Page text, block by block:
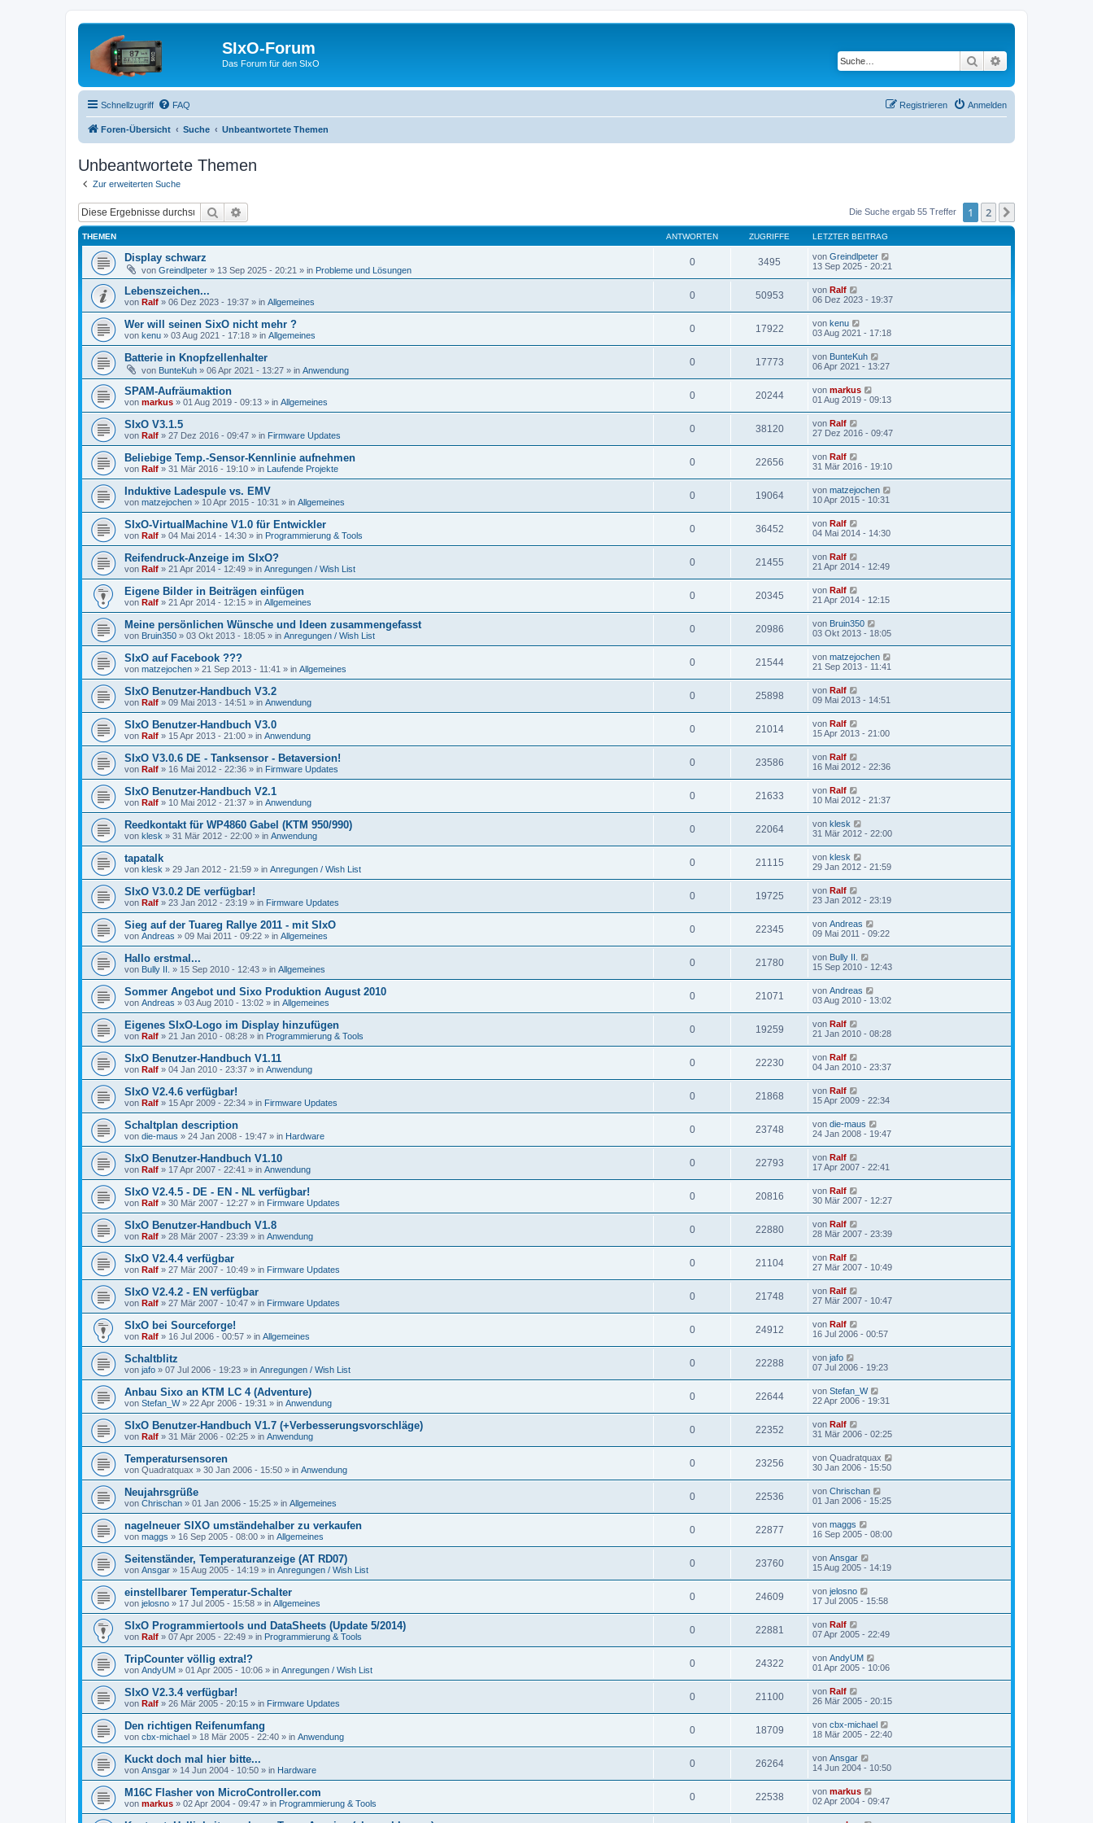
SIxO-Forum
Das Forum für den SIxO Suche
Schnellzugriff FAQ Anmelden
Registrieren
Foren-Übersicht Suche Unbeantwortete Themen
Unbeantwortete Themen
Zur erweiterten Suche
Suche Die Suche ergab 55 Treffer 1 2
THEMEN ANTWORTEN ZUGRIFFE LETZTER BEITRAG
Display schwarz
von Greindlpeter » 13 Sep 2025 - 20:21 » in Probleme und Lösungen
0 3495 von Greindlpeter
13 Sep 2025 - 20:21
Lebenszeichen...
von Ralf » 06 Dez 2023 - 19:37 » in Allgemeines
0 50953 von Ralf
06 Dez 2023 - 19:37
Wer will seinen SixO nicht mehr ?
von kenu » 03 Aug 2021 - 17:18 » in Allgemeines
0 17922 von kenu
03 Aug 2021 - 17:18
Batterie in Knopfzellenhalter
von BunteKuh » 06 Apr 2021 - 13:27 » in Anwendung
0 17773 von BunteKuh
06 Apr 2021 - 13:27
SPAM-Aufräumaktion
von markus » 01 Aug 2019 - 09:13 » in Allgemeines
0 20244 von markus
01 Aug 2019 - 09:13
SIxO V3.1.5
von Ralf » 27 Dez 2016 - 09:47 » in Firmware Updates
0 38120 von Ralf
27 Dez 2016 - 09:47
Beliebige Temp.-Sensor-Kennlinie aufnehmen
von Ralf » 31 Mär 2016 - 19:10 » in Laufende Projekte
0 22656 von Ralf
31 Mär 2016 - 19:10
Induktive Ladespule vs. EMV
von matzejochen » 10 Apr 2015 - 10:31 » in Allgemeines
0 19064 von matzejochen
10 Apr 2015 - 10:31
SIxO-VirtualMachine V1.0 für Entwickler
von Ralf » 04 Mai 2014 - 14:30 » in Programmierung & Tools
0 36452 von Ralf
04 Mai 2014 - 14:30
Reifendruck-Anzeige im SIxO?
von Ralf » 21 Apr 2014 - 12:49 » in Anregungen / Wish List
0 21455 von Ralf
21 Apr 2014 - 12:49
Eigene Bilder in Beiträgen einfügen
von Ralf » 21 Apr 2014 - 12:15 » in Allgemeines
0 20345 von Ralf
21 Apr 2014 - 12:15
Meine persönlichen Wünsche und Ideen zusammengefasst
von Bruin350 » 03 Okt 2013 - 18:05 » in Anregungen / Wish List
0 20986 von Bruin350
03 Okt 2013 - 18:05
SIxO auf Facebook ???
von matzejochen » 21 Sep 2013 - 11:41 » in Allgemeines
0 21544 von matzejochen
21 Sep 2013 - 11:41
SIxO Benutzer-Handbuch V3.2
von Ralf » 09 Mai 2013 - 14:51 » in Anwendung
0 25898 von Ralf
09 Mai 2013 - 14:51
SIxO Benutzer-Handbuch V3.0
von Ralf » 15 Apr 2013 - 21:00 » in Anwendung
0 21014 von Ralf
15 Apr 2013 - 21:00
SIxO V3.0.6 DE - Tanksensor - Betaversion!
von Ralf » 16 Mai 2012 - 22:36 » in Firmware Updates
0 23586 von Ralf
16 Mai 2012 - 22:36
SIxO Benutzer-Handbuch V2.1
von Ralf » 10 Mai 2012 - 21:37 » in Anwendung
0 21633 von Ralf
10 Mai 2012 - 21:37
Reedkontakt für WP4860 Gabel (KTM 950/990)
von klesk » 31 Mär 2012 - 22:00 » in Anwendung
0 22064 von klesk
31 Mär 2012 - 22:00
tapatalk
von klesk » 29 Jan 2012 - 21:59 » in Anregungen / Wish List
0 21115 von klesk
29 Jan 2012 - 21:59
SIxO V3.0.2 DE verfügbar!
von Ralf » 23 Jan 2012 - 23:19 » in Firmware Updates
0 19725 von Ralf
23 Jan 2012 - 23:19
Sieg auf der Tuareg Rallye 2011 - mit SIxO
von Andreas » 09 Mai 2011 - 09:22 » in Allgemeines
0 22345 von Andreas
09 Mai 2011 - 09:22
Hallo erstmal...
von Bully II. » 15 Sep 2010 - 12:43 » in Allgemeines
0 21780 von Bully II.
15 Sep 2010 - 12:43
Sommer Angebot und Sixo Produktion August 2010
von Andreas » 03 Aug 2010 - 13:02 » in Allgemeines
0 21071 von Andreas
03 Aug 2010 - 13:02
Eigenes SIxO-Logo im Display hinzufügen
von Ralf » 21 Jan 2010 - 08:28 » in Programmierung & Tools
0 19259 von Ralf
21 Jan 2010 - 08:28
SIxO Benutzer-Handbuch V1.11
von Ralf » 04 Jan 2010 - 23:37 » in Anwendung
0 22230 von Ralf
04 Jan 2010 - 23:37
SIxO V2.4.6 verfügbar!
von Ralf » 15 Apr 2009 - 22:34 » in Firmware Updates
0 21868 von Ralf
15 Apr 2009 - 22:34
Schaltplan description
von die-maus » 24 Jan 2008 - 19:47 » in Hardware
0 23748 von die-maus
24 Jan 2008 - 19:47
SIxO Benutzer-Handbuch V1.10
von Ralf » 17 Apr 2007 - 22:41 » in Anwendung
0 22793 von Ralf
17 Apr 2007 - 22:41
SIxO V2.4.5 - DE - EN - NL verfügbar!
von Ralf » 30 Mär 2007 - 12:27 » in Firmware Updates
0 20816 von Ralf
30 Mär 2007 - 12:27
SIxO Benutzer-Handbuch V1.8
von Ralf » 28 Mär 2007 - 23:39 » in Anwendung
0 22880 von Ralf
28 Mär 2007 - 23:39
SIxO V2.4.4 verfügbar
von Ralf » 27 Mär 2007 - 10:49 » in Firmware Updates
0 21104 von Ralf
27 Mär 2007 - 10:49
SIxO V2.4.2 - EN verfügbar
von Ralf » 27 Mär 2007 - 10:47 » in Firmware Updates
0 21748 von Ralf
27 Mär 2007 - 10:47
SIxO bei Sourceforge!
von Ralf » 16 Jul 2006 - 00:57 » in Allgemeines
0 24912 von Ralf
16 Jul 2006 - 00:57
Schaltblitz
von jafo » 07 Jul 2006 - 19:23 » in Anregungen / Wish List
0 22288 von jafo
07 Jul 2006 - 19:23
Anbau Sixo an KTM LC 4 (Adventure)
von Stefan_W» 22 Apr 2006 - 19:31 » in Anwendung
0 22644 von Stefan_W
22 Apr 2006 - 19:31
SIxO Benutzer-Handbuch V1.7 (+Verbesserungsvorschläge)
von Ralf » 31 Mär 2006 - 02:25 » in Anwendung
0 22352 von Ralf
31 Mär 2006 - 02:25
Temperatursensoren
von Quadratquax » 30 Jan 2006 - 15:50 » in Anwendung
0 23256 von Quadratquax
30 Jan 2006 - 15:50
Neujahrsgrüße
von Chrischan » 01 Jan 2006 - 15:25 » in Allgemeines
0 22536 von Chrischan
01 Jan 2006 - 15:25
nagelneuer SIXO umständehalber zu verkaufen
von maggs » 16 Sep 2005 - 08:00 » in Allgemeines
0 22877 von maggs
16 Sep 2005 - 08:00
Seitenständer, Temperaturanzeige (AT RD07)
von Ansgar » 15 Aug 2005 - 14:19 » in Anregungen / Wish List
0 23760 von Ansgar
15 Aug 2005 - 14:19
einstellbarer Temperatur-Schalter
von jelosno » 17 Jul 2005 - 15:58 » in Allgemeines
0 24609 von jelosno
17 Jul 2005 - 15:58
SIxO Programmiertools und DataSheets (Update 5/2014)
von Ralf » 07 Apr 2005 - 22:49 » in Programmierung & Tools
0 22881 von Ralf
07 Apr 2005 - 22:49
TripCounter völlig extra!?
von AndyUM » 01 Apr 2005 - 10:06 » in Anregungen / Wish List
0 24322 von AndyUM
01 Apr 2005 - 10:06
SIxO V2.3.4 verfügbar!
von Ralf » 26 Mär 2005 - 20:15 » in Firmware Updates
0 21100 von Ralf
26 Mär 2005 - 20:15
Den richtigen Reifenumfang
von cbx-michael » 18 Mär 2005 - 22:40 » in Anwendung
0 18709 von cbx-michael
18 Mär 2005 - 22:40
Kuckt doch mal hier bitte...
von Ansgar » 14 Jun 2004 - 10:50 » in Hardware
0 26264 von Ansgar
14 Jun 2004 - 10:50
M16C Flasher von MicroController.com
von markus » 02 Apr 2004 - 09:47 » in Programmierung & Tools
0 22538 von markus
02 Apr 2004 - 09:47